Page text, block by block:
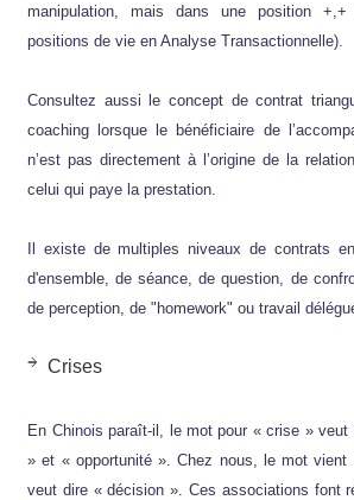
manipulation, mais dans une position +,+
positions de vie en Analyse Transactionnelle).
Consultez aussi le concept de contrat
coaching lorsque le bénéficiaire de
n’est pas directement à l’origine de la
celui qui paye la prestation.
Il existe de multiples niveaux de contrats
d'ensemble, de séance, de question, de
de perception, de "homework" ou travail
Crises
En Chinois paraît-il, le mot pour « crise »
» et « opportunité ». Chez nous, le mot
veut dire « décision ». Ces associations font